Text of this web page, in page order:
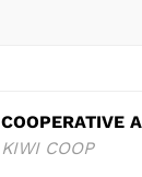
COOPERATIVE
KIWI COOP